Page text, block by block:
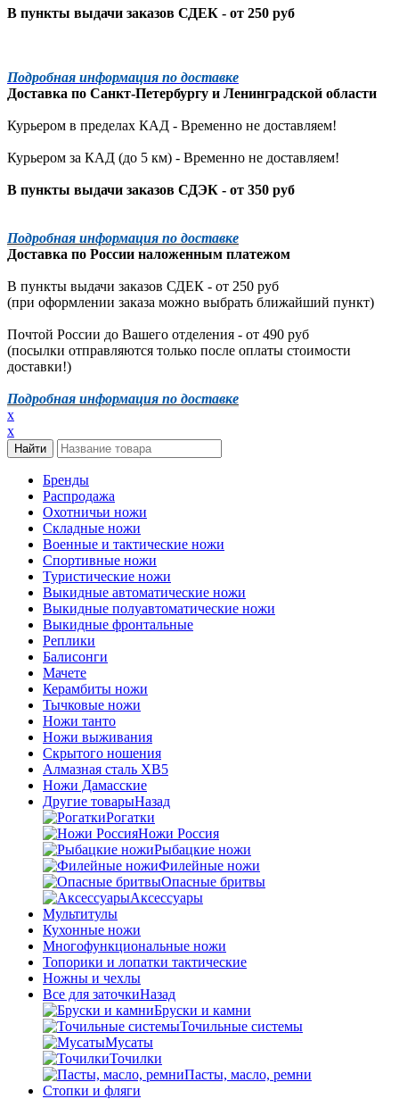
В пункты выдачи заказов СДЕК - от 250 руб
Подробная информация по доставке
Доставка по Санкт-Петербургу и Ленинградской области
Курьером в пределах КАД - Временно не доставляем!
Курьером за КАД (до 5 км) - Временно не доставляем!
В пункты выдачи заказов СДЭК - от 350 руб
Подробная информация по доставке
Доставка по России наложенным платежом
В пункты выдачи заказов СДЕК - от 250 руб
(при оформлении заказа можно выбрать ближайший пункт)
Почтой России до Вашего отделения - от 490 руб
(посылки отправляются только после оплаты стоимости
доставки!)
Подробная информация по доставке
x
x
Бренды
Распродажа
Охотничьи ножи
Складные ножи
Военные и тактические ножи
Спортивные ножи
Туристические ножи
Выкидные автоматические ножи
Выкидные полуавтоматические ножи
Выкидные фронтальные
Реплики
Балисонги
Мачете
Керамбиты ножи
Тычковые ножи
Ножи танто
Ножи выживания
Скрытого ношения
Алмазная сталь ХВ5
Ножи Дамасские
Другие товарыНазад
Рогатки
Ножи Россия
Рыбацкие ножи
Филейные ножи
Опасные бритвы
Аксессуары
Мультитулы
Кухонные ножи
Многофункциональные ножи
Топорики и лопатки тактические
Ножны и чехлы
Все для заточкиНазад
Бруски и камни
Точильные системы
Мусаты
Точилки
Пасты, масло, ремни
Стопки и фляги